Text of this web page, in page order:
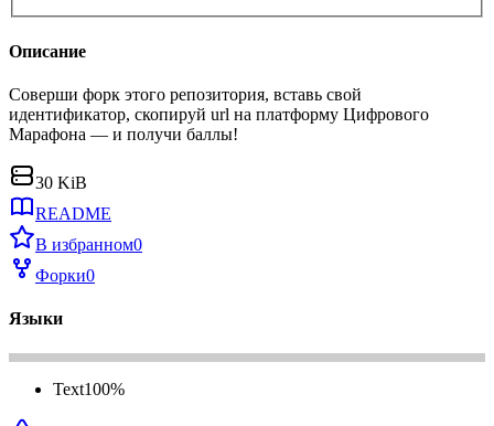
Описание
Соверши форк этого репозитория, вставь свой
идентификатор, скопируй url на платформу Цифрового
Марафона — и получи баллы!
30 KiB
README
В избранном0
Форки0
Языки
Text100%